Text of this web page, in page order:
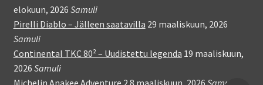
elokuun, 2026 Samuli
Pirelli Diablo – Jälleen saatavilla 29 maaliskuun, 2026
Samuli
Continental TKC 80² – Uudistettu legenda 19 maaliskuun,
2026 Samuli